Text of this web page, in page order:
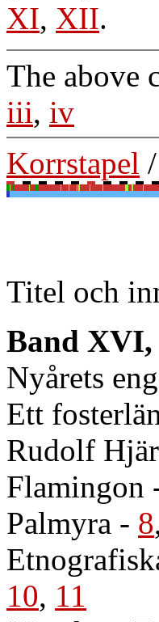
XI, XII.
The above
iii, iv
Korrstapel /
Titel och
Band XVI,
Nyårets
Ett
Rudolf
Flamingon
Palmyra - 8
10, 11